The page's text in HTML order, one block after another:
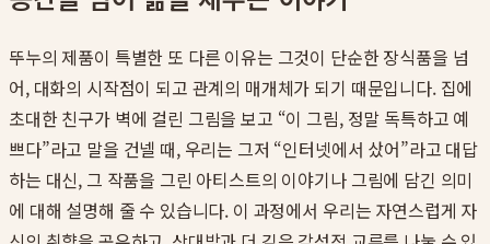
뚜누의 제품이 특별한 또 다른 이유는 그것이 단순한 장식품을 넘
어, 대화의 시작점이 되고 관계의 매개체가 되기 때문입니다. 집에
초대한 친구가 벽에 걸린 그림을 보고 “이 그림, 정말 독특하고 예
쁘다”라고 말을 건넬 때, 우리는 그저 “인터넷에서 샀어”라고 대답
하는 대신, 그 작품을 그린 아티스트의 이야기나 그림에 담긴 의미
에 대해 설명해 줄 수 있습니다. 이 과정에서 우리는 자연스럽게 자